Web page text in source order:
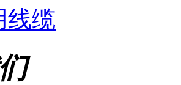
线缆